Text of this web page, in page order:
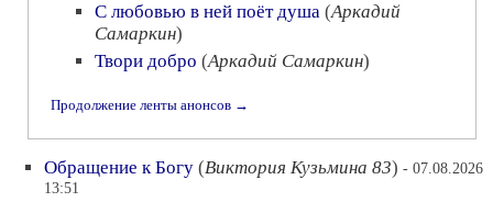
С любовью в ней поёт душа (Аркадий
Самаркин)
Твори добро (Аркадий Самаркин)
Продолжение ленты анонсов →
Обращение к Богу (Виктория Кузьмина 83) - 07.08.2026
13:51